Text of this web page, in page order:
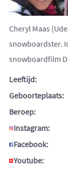
Cheryl Maas
snowboardster.
snowboardfilm
Leeftijd:
Geboorteplaats:
Beroep:
Instagram:
Facebook:
Youtube: